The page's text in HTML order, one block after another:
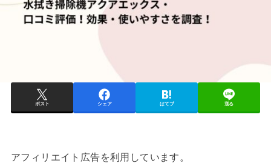
ポスト シェア はてブ 送る
アフィリエイト広告を利用しています。